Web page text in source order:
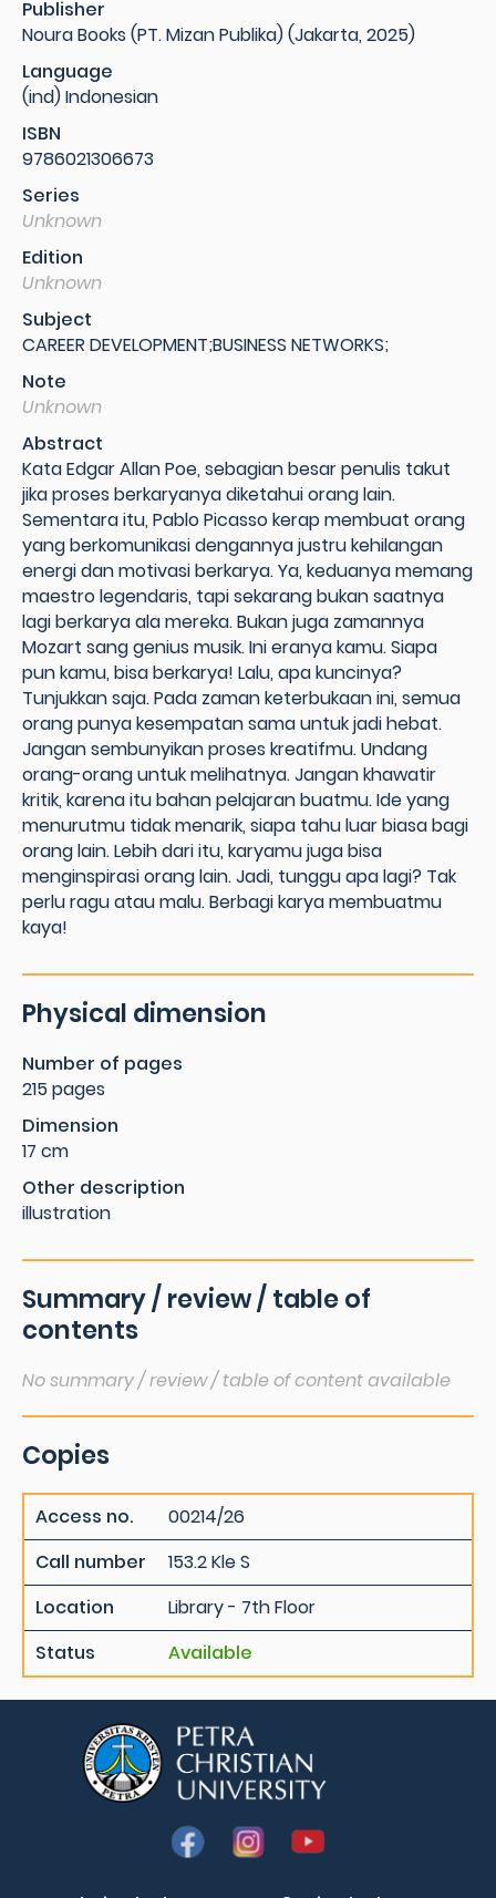
Publisher
Noura Books (PT. Mizan Publika) (Jakarta, 2025)
Language
(ind) Indonesian
ISBN
9786021306673
Series
Unknown
Edition
Unknown
Subject
CAREER DEVELOPMENT;BUSINESS NETWORKS;
Note
Unknown
Abstract
Kata Edgar Allan Poe, sebagian besar penulis takut
jika proses berkaryanya diketahui orang lain.
Sementara itu, Pablo Picasso kerap membuat orang
yang berkomunikasi dengannya justru kehilangan
energi dan motivasi berkarya. Ya, keduanya memang
maestro legendaris, tapi sekarang bukan saatnya
lagi berkarya ala mereka. Bukan juga zamannya
Mozart sang genius musik. Ini eranya kamu. Siapa
pun kamu, bisa berkarya! Lalu, apa kuncinya?
Tunjukkan saja. Pada zaman keterbukaan ini, semua
orang punya kesempatan sama untuk jadi hebat.
Jangan sembunyikan proses kreatifmu. Undang
orang-orang untuk melihatnya. Jangan khawatir
kritik, karena itu bahan pelajaran buatmu. Ide yang
menurutmu tidak menarik, siapa tahu luar biasa bagi
orang lain. Lebih dari itu, karyamu juga bisa
menginspirasi orang lain. Jadi, tunggu apa lagi? Tak
perlu ragu atau malu. Berbagi karya membuatmu
kaya!
Physical dimension
Number of pages
215 pages
Dimension
17 cm
Other description
illustration
Summary / review / table of
contents
No summary / review / table of content available
Copies
Access no.
00214/26
Call number
153.2 Kle S
Location
Library - 7th Floor
Status
Available